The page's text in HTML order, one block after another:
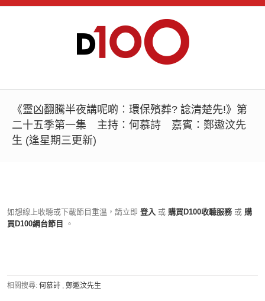
《靈凶翻騰半夜講呢啲︰環保殯葬? 諗清楚先!》第
二十五季第一集 主持：何慕詩 嘉賓：鄭遨汶先
生 (逢星期三更新)
如想線上收聽或下載節目重溫，請立即 登入 或 購買D100收聽服務 或 購
買D100網台節目
。
相關搜尋: 何慕詩 , 鄭遨汶先生